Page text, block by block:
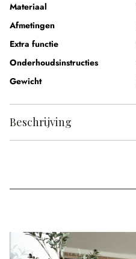
Materiaal
Afmetingen
Extra functie
Onderhoudsinstructies
Gewicht
Beschrijving